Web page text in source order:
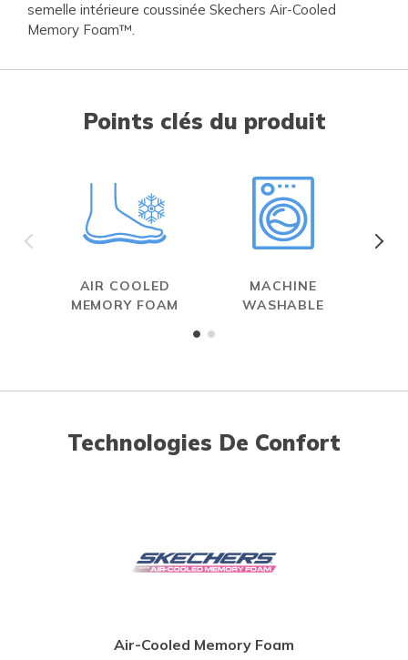
semelle intérieure coussinée Skechers Air-Cooled
Memory Foam™.
Points clés du produit
AIR COOLED
MEMORY FOAM
MACHINE
WASHABLE
Technologies De Confort
Air-Cooled Memory Foam